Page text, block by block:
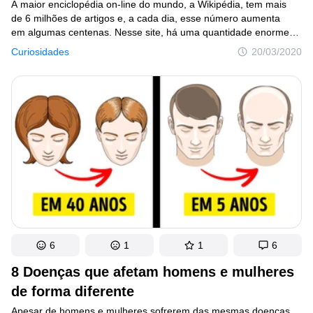
Curiosidades 20/03/2020
A maior enciclopédia on-line do mundo, a Wikipédia, tem mais
de 6 milhões de artigos e, a cada dia, esse número aumenta
em algumas centenas. Nesse site, há uma quantidade enorme
de fatos sobre tudo no mundo. De acordo com uma lenda,
se você clicar no primeiro link de um artigo qualquer, e depois
de poucas páginas fazendo isso várias vezes, você chegará
ao artigo sobre “Filosofia”; na versão em inglês, isso acontece
em 97% dos casos. Não queremos ser o segundo “Wikipédia”,
mas temos aqui alguns fatos interessantes, que poderão
surpreender até aqueles que pensam que já viram de tudo.
8 Doenças que afetam homens e mulheres
de forma diferente
Apesar de homens e mulheres sofrerem das mesmas doenças,
6 1 1 6